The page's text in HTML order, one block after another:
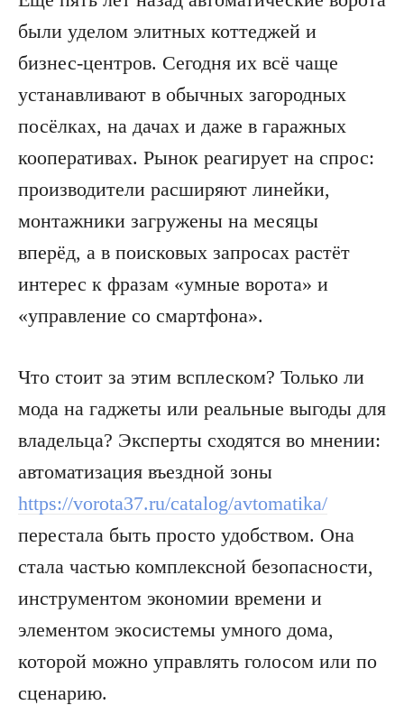
были уделом элитных коттеджей и
бизнес-центров. Сегодня их всё чаще
устанавливают в обычных загородных
посёлках, на дачах и даже в гаражных
кооперативах. Рынок реагирует на спрос:
производители расширяют линейки,
монтажники загружены на месяцы
вперёд, а в поисковых запросах растёт
интерес к фразам «умные ворота» и
«управление со смартфона».
Что стоит за этим всплеском? Только ли
мода на гаджеты или реальные выгоды для
владельца? Эксперты сходятся во мнении:
автоматизация въездной зоны
https://vorota37.ru/catalog/avtomatika/
перестала быть просто удобством. Она
стала частью комплексной безопасности,
инструментом экономии времени и
элементом экосистемы умного дома,
которой можно управлять голосом или по
сценарию.